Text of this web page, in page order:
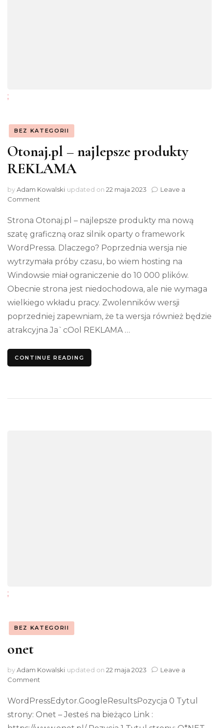
;
BEZ KATEGORII
Otonaj.pl – najlepsze produkty
REKLAMA
byAdam Kowalski updated on 22 maja 2023
Leave a
Comment
–
produkty
REKLAMA
Strona Otonaj.pl – najlepsze produkty ma nową
szatę graficzną oraz silnik oparty o framework
WordPressa. Dlaczego? Poprzednia wersja nie
wytrzymała próby czasu, bo wiem hosting na
Windowsie miał ograniczenie do 10 000 plików.
Obecnie strona jest niedochodowa, ale nie wymaga
wielkiego wkładu pracy. Zwolenników wersji
poprzedniej zapewniam, że ta wersja również będzie
atrakcyjna Ja`cOol REKLAMA …
CONTINUE READING
;
BEZ KATEGORII
onet
byAdam Kowalski updated on 22 maja 2023
Leave a
Comment
WordPressEdytor.GoogleResultsPozycja 0 Tytul
strony: Onet – Jesteś na bieżąco Link :